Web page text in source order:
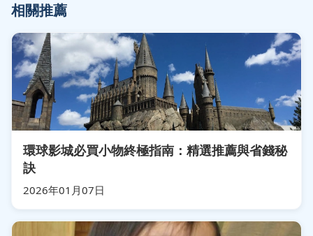
相關推薦
環球影城必買小物終極指南：精選推薦與省錢秘
訣
2026年01月07日